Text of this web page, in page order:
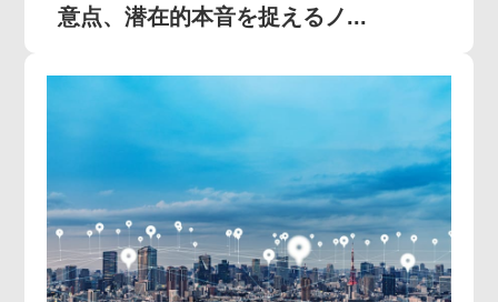
意点、潜在的本音を捉えるノ...